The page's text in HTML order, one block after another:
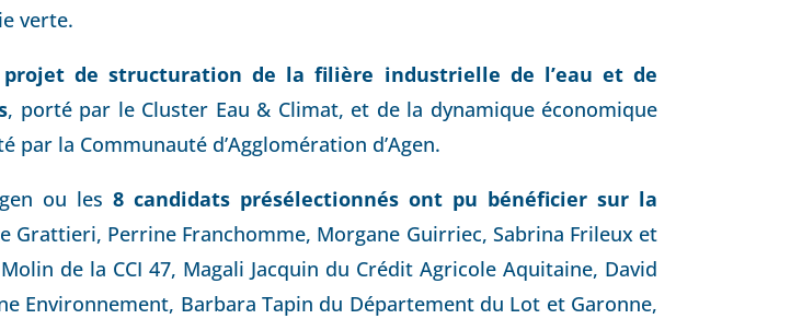
verte.
projet de structuration de la filière industrielle de l’eau et de
, porté par le Cluster Eau & Climat, et de la dynamique économique
la Communauté d’Agglomération d’Agen.
ou les 8 candidats présélectionnés ont pu bénéficier sur la
Grattieri, Perrine Franchomme, Morgane Guirriec, Sabrina Frileux et
de la CCI 47, Magali Jacquin du Crédit Agricole Aquitaine, David
Environnement, Barbara Tapin du Département du Lot et Garonne,